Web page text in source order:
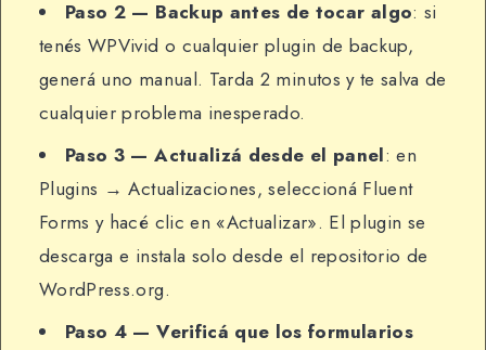
Paso 2 — Backup antes de tocar algo: si
tenés WPVivid o cualquier plugin de backup,
generá uno manual. Tarda 2 minutos y te salva de
cualquier problema inesperado.
Paso 3 — Actualizá desde el panel: en
Plugins → Actualizaciones, seleccioná Fluent
Forms y hacé clic en «Actualizar». El plugin se
descarga e instala solo desde el repositorio de
WordPress.org.
Paso 4 — Verificá que los formularios